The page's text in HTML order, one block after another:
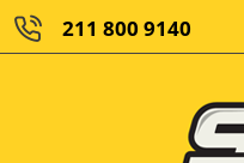
211 800 9140